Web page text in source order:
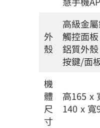
外
殼
高級金
觸控面板
鋁質外
按鍵/面
機
體
尺
寸
高165 x
140 x